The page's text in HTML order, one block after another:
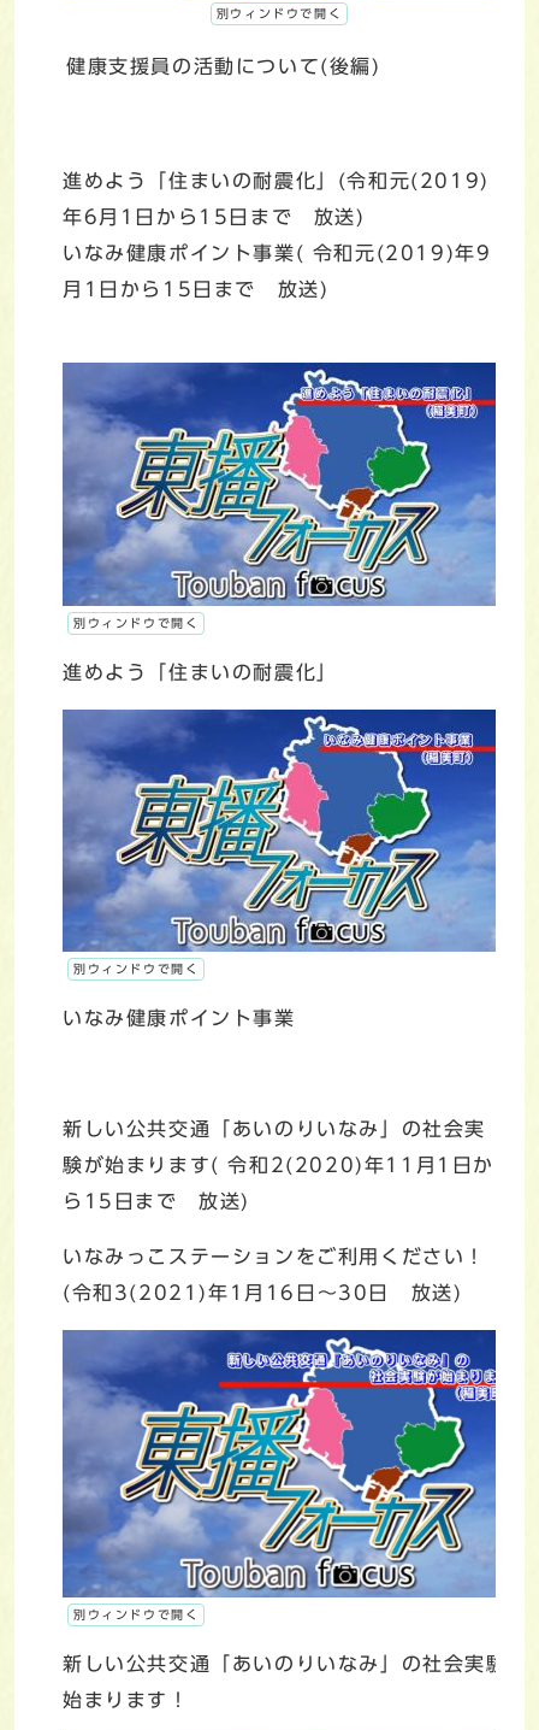
別ウィンドウで開く
健康支援員の活動について(後編)
進めよう「住まいの耐震化」(令和元(2019)
年6月1日から15日まで 放送)
いなみ健康ポイント事業( 令和元(2019)年9
月1日から15日まで 放送)
別ウィンドウで開く
進めよう「住まいの耐震化」
別ウィンドウで開く
いなみ健康ポイント事業
新しい公共交通「あいのりいなみ」の社会実
験が始まります( 令和2(2020)年11月1日か
ら15日まで 放送)
いなみっこステーションをご利用ください！
(令和3(2021)年1月16日～30日 放送)
別ウィンドウで開く
新しい公共交通「あいのりいなみ」の社会実験が
始まります！